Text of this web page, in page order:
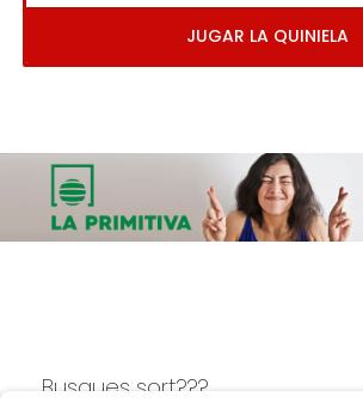
JUGAR LA QUINIELA
Busques sort???